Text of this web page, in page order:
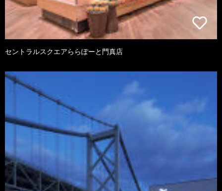
セントラルスクエアららぽーと門真店